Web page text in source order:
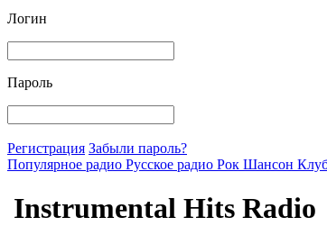
Логин
Пароль
Регистрация Забыли пароль?
Популярное радио Русское радио Рок Шансон
Instrumental Hits Radio